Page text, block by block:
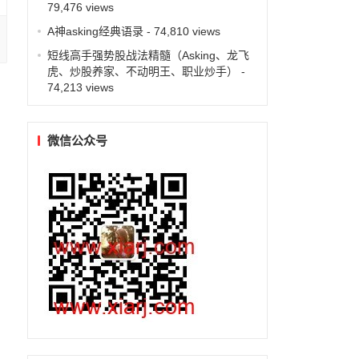
79,476 views
A神asking经典语录- 74,810 views
短线高手强势股战法精髓（Asking、龙飞
虎、炒股养家、不动明王、职业炒手）
-
74,213 views
微信公众号